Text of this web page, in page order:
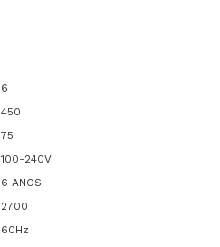
6
450
75
100-240V
6 ANOS
2700
60Hz